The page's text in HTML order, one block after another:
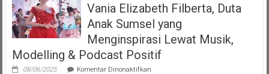
Operasional
Kepada
Dua
LMK
Produser
Fonogram
Vania Elizabeth Filberta, Duta
Anak Sumsel yang
Menginspirasi Lewat Musik,
Modelling & Podcast Positif
08/06/2025 Komentar Dinonaktifkanpada